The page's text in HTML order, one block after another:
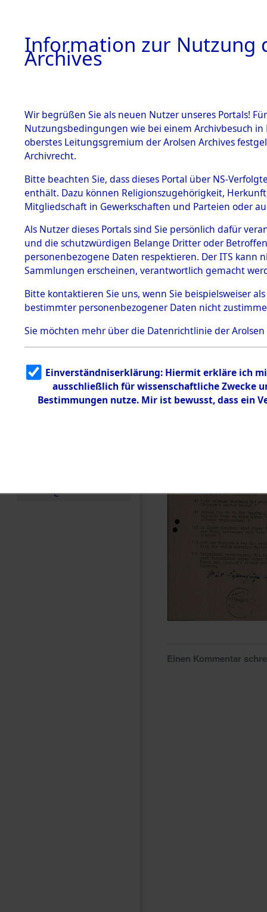
BESTÄNDE
1.
mente
5. Verschiedenes
5.3
Todesmärsche
5.3.1 Alliierte
Erhebungen
zu
Todesmärsch
en
5.3.2
g
5.3.3
Todesmärsch
e
von
Toter aus
Ort ihrer
0002
Einen Kommentar
Information zur Nutzung
Archives
Wir begrüßen Sie als neuen Nutzer unseres Portals!
Nutzungsbedingungen wie bei einem Archivbesuch
oberstes Leitungsgremium der Arolsen Archives
Archivrecht.
Bitte beachten Sie, dass dieses Portal über NS-
enthält. Dazu können Religionszugehörigkeit,
Mitgliedschaft in Gewerkschaften und Parteien oder
Als Nutzer dieses Portals sind Sie persönlich dafür
und die schutzwürdigen Belange Dritter oder
personenbezogene Daten respektieren. Der ITS
Sammlungen erscheinen, verantwortlich gemacht
Bitte kontaktieren Sie uns, wenn Sie beispielsweiser
bestimmter personenbezogener Daten nicht
Sie möchten mehr über die Datenrichtlinie der Arolsen
Einverständniserklärung: Hiermit erkläre ich
ausschließlich für wissenschaftliche Zwecke
Bestimmungen nutze. Mir ist bewusst, dass ein